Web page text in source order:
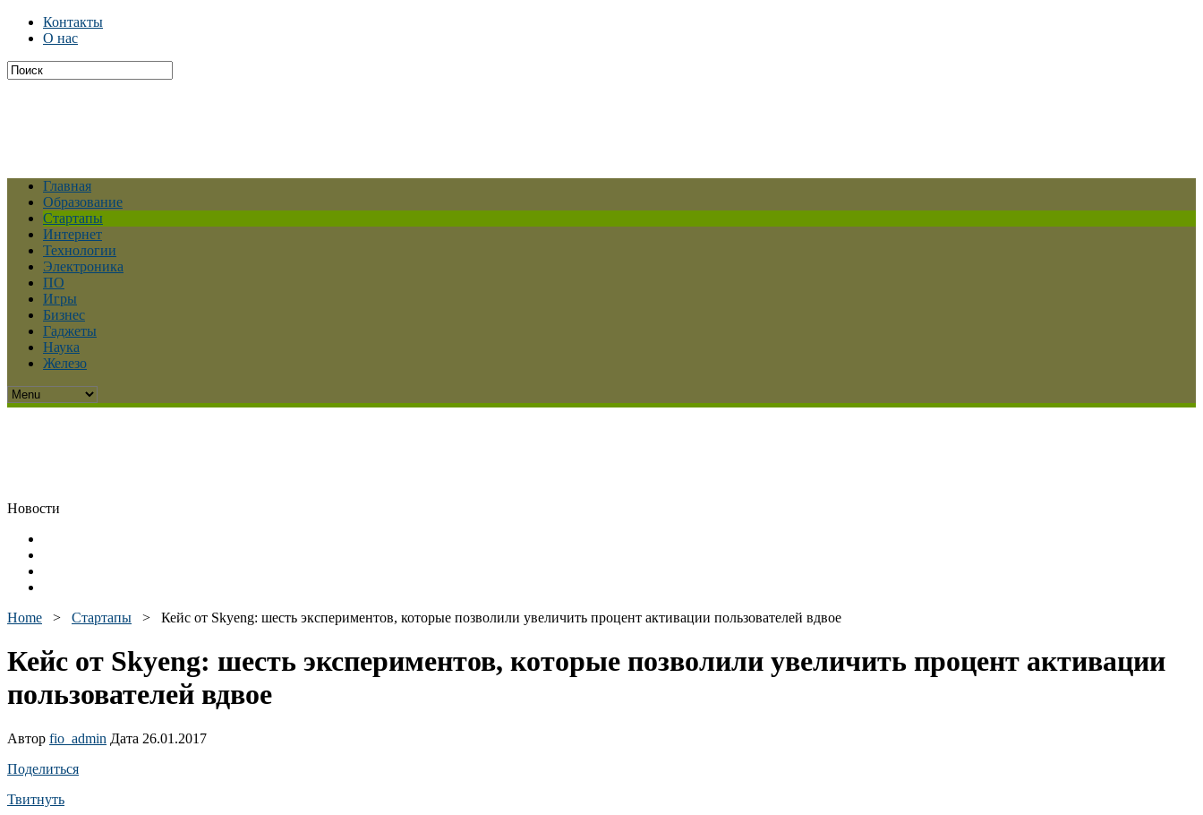
Контакты
О нас
Главная
Образование
Стартапы
Интернет
Технологии
Электроника
ПО
Игры
Бизнес
Гаджеты
Наука
Железо
Новости
Home > Стартапы > Кейс от Skyeng: шесть экспериментов, которые позволили увеличить процент активации пользователей вдвое
Кейс от Skyeng: шесть экспериментов, которые позволили увеличить процент активации
пользователей вдвое
Автор fio_admin Дата 26.01.2017
Поделиться
Твитнуть